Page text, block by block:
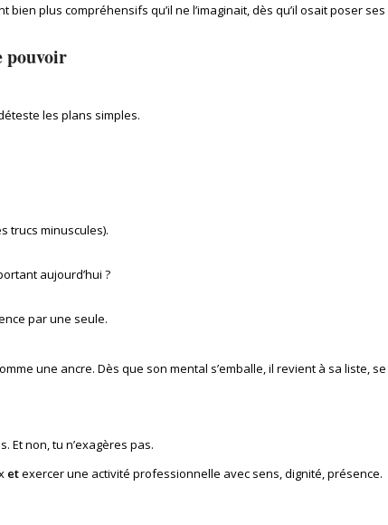
plus compréhensifs qu’il ne l’imaginait, dès qu’il osait poser
pouvoir
les plans simples.
trucs minuscules).
aujourd’hui ?
par une seule.
une ancre. Dès que son mental s’emballe, il revient à sa liste,
Et non, tu n’exagères pas.
etexercer une activité professionnelle avec sens, dignité, présence.